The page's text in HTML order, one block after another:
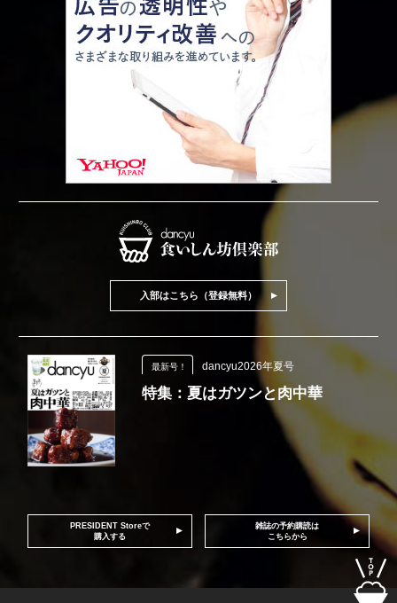
入部はこちら（登録無料）
最新号！ dancyu2026年夏号
特集：夏はガツンと肉中華
PRESIDENT Storeで
購入する
雑誌の予約購読は
こちらから